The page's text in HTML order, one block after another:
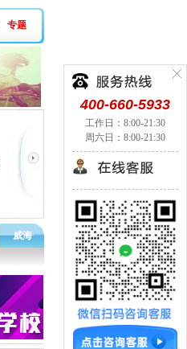
专题
威海
400-660-5933
工作日：8:00-21:30
周六日：8:00-21:30